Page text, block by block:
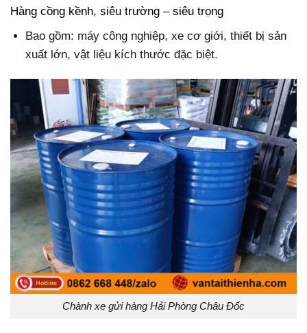
Hàng cồng kềnh, siêu trường – siêu trọng
Bao gồm: máy công nghiệp, xe cơ giới, thiết bị sản
xuất lớn, vật liệu kích thước đặc biệt.
Chành xe gửi hàng Hải Phòng Châu Đốc